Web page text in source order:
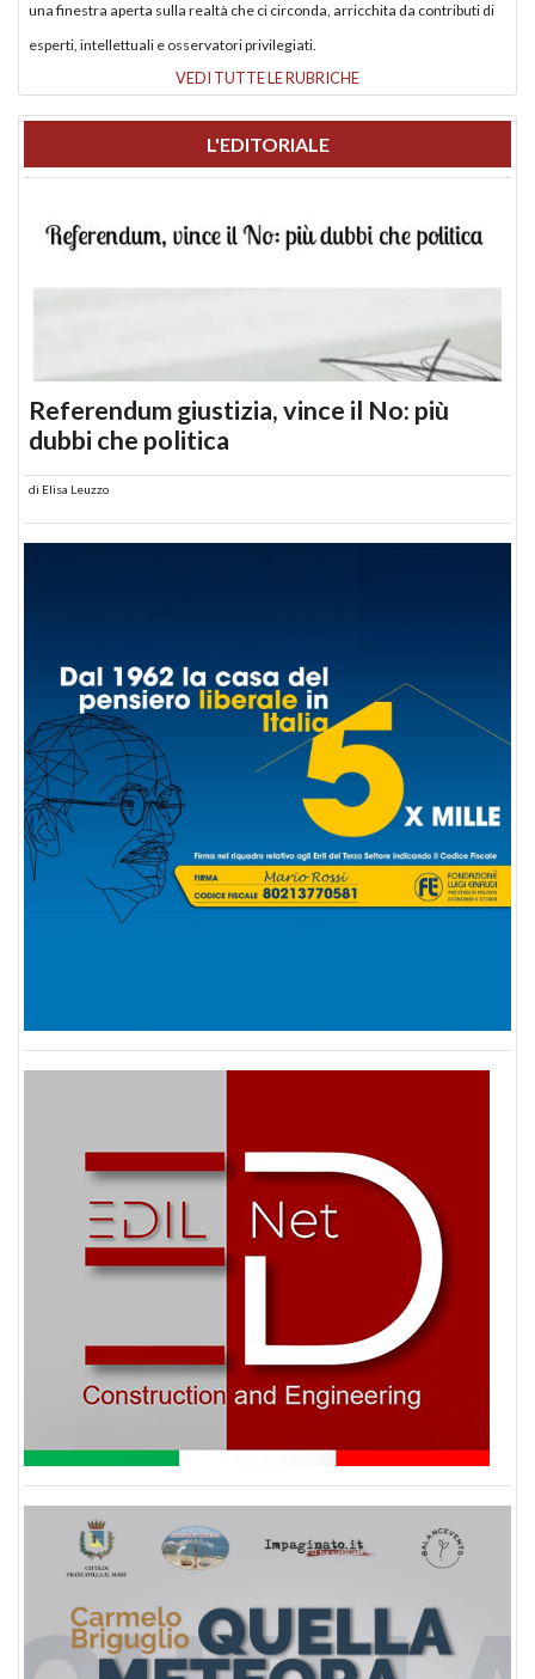
una finestra aperta sulla realtà che ci circonda, arricchita da contributi di
esperti, intellettuali e osservatori privilegiati.
VEDI TUTTE LE RUBRICHE
L'EDITORIALE
Referendum giustizia, vince il No: più
dubbi che politica
di Elisa Leuzzo